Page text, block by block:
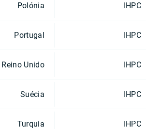
Polónia IHPC
Portugal IHPC
Reino Unido IHPC
Suécia IHPC
Turquia IHPC